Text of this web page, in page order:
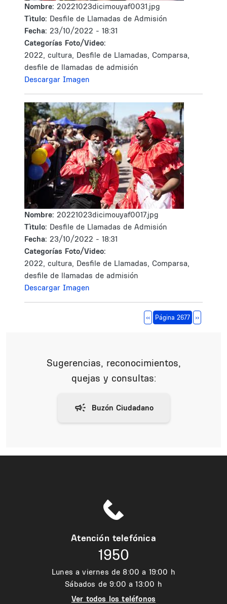
Nombre: 20221023dicimouyaf0031.jpg
Tìtulo: Desfile de Llamadas de Admisión
Fecha: 23/10/2022 - 18:31
Categorías Foto/Video:
2022, cultura, Desfile de Llamadas, Comparsa,
desfile de llamadas de admisión
Descargar Imagen
Nombre: 20221023dicimouyaf0017.jpg
Tìtulo: Desfile de Llamadas de Admisión
Fecha: 23/10/2022 - 18:31
Categorías Foto/Video:
2022, cultura, Desfile de Llamadas, Comparsa,
desfile de llamadas de admisión
Descargar Imagen
Página anterior
‹‹ Página 2677 Siguiente
››
Sugerencias, reconocimientos,
quejas y consultas:
Atención telefónica
1950
Lunes a viernes de 8:00 a 19:00 h
Sábados de 9:00 a 13:00 h
Ver todos los teléfonos